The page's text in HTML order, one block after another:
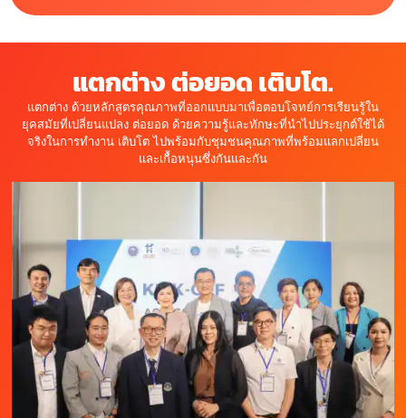
แตกต่าง ต่อยอด เติบโต.
แตกต่าง ด้วยหลักสูตรคุณภาพที่ออกแบบมาเพื่อตอบโจทย์การเรียนรู้ใน
ยุคสมัยที่เปลี่ยนแปลง ต่อยอด ด้วยความรู้และทักษะที่นำไปประยุกต์ใช้ได้
จริงในการทำงาน เติบโต ไปพร้อมกับชุมชนคุณภาพที่พร้อมแลกเปลี่ยน
และเกื้อหนุนซึ่งกันและกัน